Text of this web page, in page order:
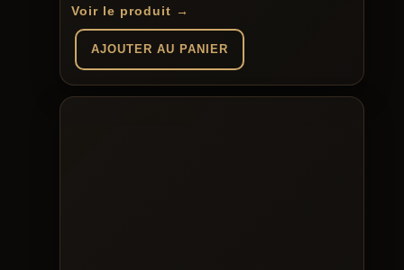
Voir le produit →
AJOUTER AU PANIER